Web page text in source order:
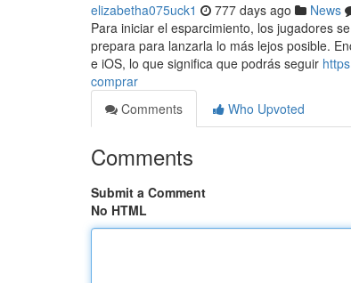
elizabetha075uck1 777 days ago News
Para iniciar el esparcimiento, los jugadores
prepara para lanzarla lo más lejos posible.
e iOS, lo que significa que podrás seguir
comprar
Comments
Who Upvoted
Comments
Submit a Comment
No HTML